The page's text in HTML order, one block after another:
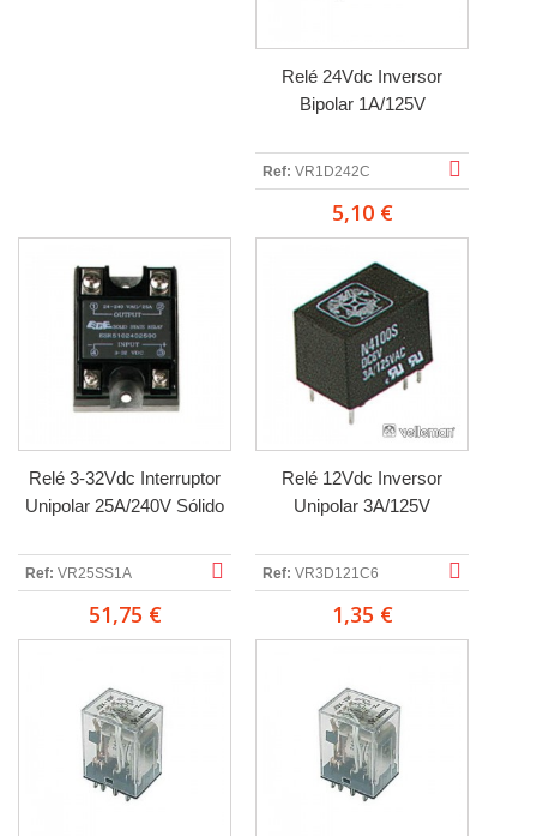
Relé 24Vdc Inversor
Bipolar 1A/125V
Ref: VR1D242C
5,10 €
Relé 3-32Vdc Interruptor
Unipolar 25A/240V Sólido
Ref: VR25SS1A
51,75 €
Relé 12Vdc Inversor
Unipolar 3A/125V
Ref: VR3D121C6
1,35 €